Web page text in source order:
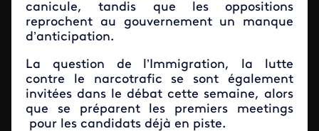
canicule, tandis que les oppositions
reprochent au gouvernement un manque
d’anticipation.
La question de l’Immigration, la lutte
contre le narcotrafic se sont également
invitées dans le débat cette semaine, alors
que se préparent les premiers meetings
pour les candidats déjà en piste.